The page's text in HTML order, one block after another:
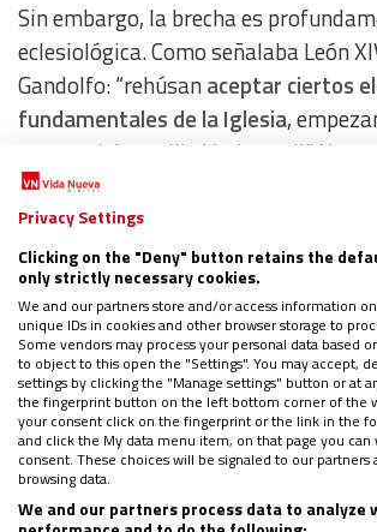
Sin embargo, la brecha es
eclesiológica. Como señalaba León
Gandolfo: “rehúsanaceptar ciertos
fundamentales de la Iglesia,
puntos del concilio Vaticano II”. Y es
una simple sugerencia pastoral; es
Iglesia moderna
horizonte en cuanto al ecumenismo,
religiosa y a una relación renovada
Las ordenaciones llevadas a cabo por
rechaza estructuralmente este
solo actos de desobediencia
perpetuación de una teología
a caminar con el resto del Pueblo de
Privacy Settings
Clicking on the "Deny" button retains the
only strictly necessary cookies.
We and our partners store and/or access information
unique IDs in cookies and other browser storage to
Some vendors may process your personal data based
to object to this open the "Settings". You may accept,
settings by clicking the "Manage settings" button or at
the fingerprint button on the left bottom corner of the
your consent click on the fingerprint or the link in the
and click the My data menu item, on that page you
consent. These choices will be signaled to our
browsing data.
We and our partners process data to analyze